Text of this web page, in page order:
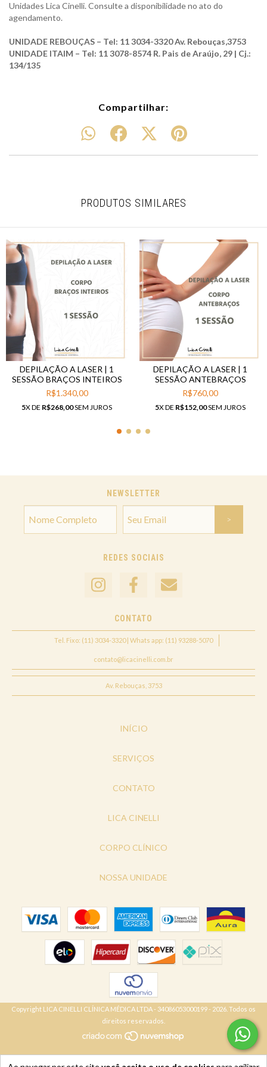
Unidades Lica Cinelli. Consulte a disponibilidade no ato do
agendamento.
UNIDADE REBOUÇAS – Tel: 11 3034-3320 Av. Rebouças,3753
UNIDADE ITAIM – Tel: 11 3078-8574 R. Pais de Araújo, 29 | Cj.:
134/135
Compartilhar:
PRODUTOS SIMILARES
DEPILAÇÃO A LASER | 1
SESSÃO BRAÇOS INTEIROS
R$1.340,00
5X DE R$268,00SEM JUROS
DEPILAÇÃO A LASER | 1
SESSÃO ANTEBRAÇOS
R$760,00
5X DE R$152,00SEM JUROS
NEWSLETTER
REDES SOCIAIS
CONTATO
Tel. Fixo: (11) 3034-3320 | Whats app: (11) 93288-5070
contato@licacinelli.com.br
Av. Rebouças, 3753
INÍCIO
SERVIÇOS
CONTATO
LICA CINELLI
CORPO CLÍNICO
NOSSA UNIDADE
Copyright LICA CINELLI CLÍNICA MÉDICA LTDA - 34086053000199 - 2026. Todos os
direitos reservados.